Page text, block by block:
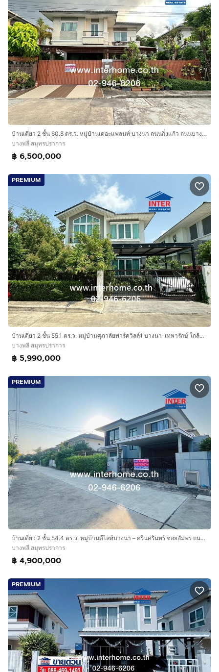
บ้านเดี่ยว 2 ชั้น 60.8 ตร.ว. หมู่บ้านเดอะแพลนท์ บางนา ถนนกิ่งแก้ว ถนนบางนา-ตราด บางพลี สมุทรปราการ
บางพลี สมุทรปราการ
฿ 6,500,000
PREMIUM
บ้านเดี่ยว 2 ชั้น 55.1 ตร.ว. หมู่บ้านศุภาลัยพาร์ควิลล์1 บางนา-เทพารักษ์ ใกล้ศาลเจ้าพ่อคงเพ็ชร ซอยอดุลย์ศาสนการ ถนนบางนา-ตราด ถนนเทพารักษ์
บางพลี สมุทรปราการ
฿ 5,990,000
PREMIUM
บ้านเดี่ยว 2 ชั้น 54.4 ตร.ว. หมู่บ้านดีไลท์บางนา – ศรีนครินทร์ ซอยอัมพร ถนนเทพารักษ์ ถนนศรีนครินทร์ ถนนหนามแดง บางพลี สมุทรปราการ
บางพลี สมุทรปราการ
฿ 4,900,000
PREMIUM